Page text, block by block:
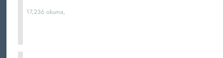
17,236 okuma,